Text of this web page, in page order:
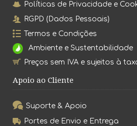
Políticas de Privacidade e
RGPD (Dados Pessoais)
Termos e Condições
Ambiente e Sustentabilidade
Preços sem IVA e sujeitos à
Apoio ao Cliente
Suporte & Apoio
Portes de Envio e Entrega